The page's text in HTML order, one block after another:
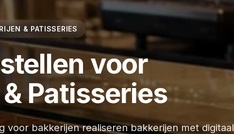
& PATISSERIES
voor
Patisseries
voor bakkerijen realiseren bakkerijen met digitaal